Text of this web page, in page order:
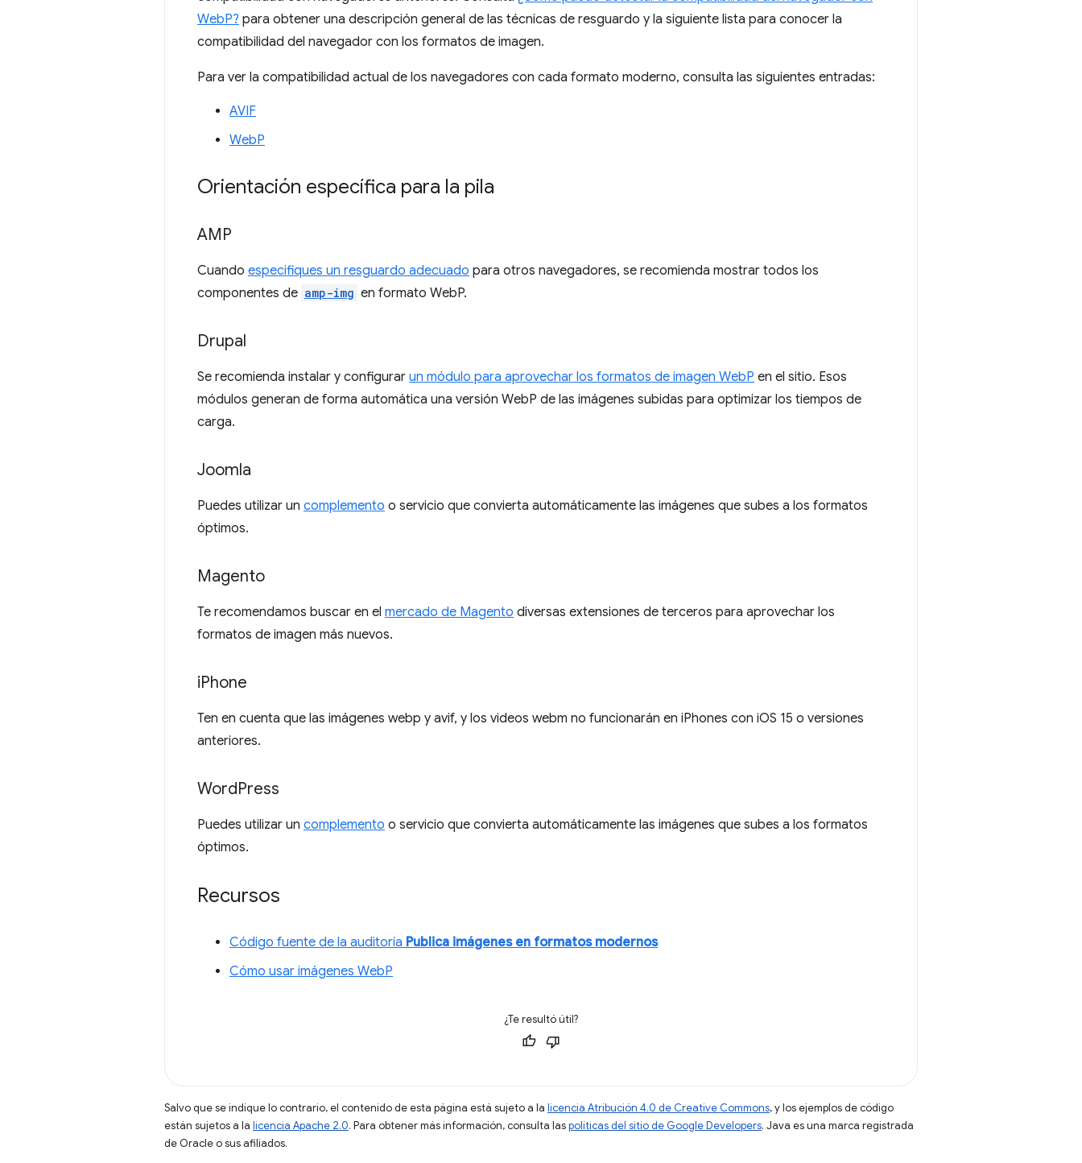
WebP? para obtener una descripción general de las técnicas de resguardo y la siguiente lista para conocer la
compatibilidad del navegador con los formatos de imagen.
Para ver la compatibilidad actual de los navegadores con cada formato moderno, consulta las siguientes entradas:
AVIF
WebP
Orientación específica para la pila
AMP
Cuando especifiques un resguardo adecuado para otros navegadores, se recomienda mostrar todos los
componentes de amp-img en formato WebP.
Drupal
Se recomienda instalar y configurar un módulo para aprovechar los formatos de imagen WebP en el sitio. Esos
módulos generan de forma automática una versión WebP de las imágenes subidas para optimizar los tiempos de
carga.
Joomla
Puedes utilizar un complemento o servicio que convierta automáticamente las imágenes que subes a los formatos
óptimos.
Magento
Te recomendamos buscar en el mercado de Magento diversas extensiones de terceros para aprovechar los
formatos de imagen más nuevos.
iPhone
Ten en cuenta que las imágenes webp y avif, y los videos webm no funcionarán en iPhones con iOS 15 o versiones
anteriores.
WordPress
Puedes utilizar un complemento o servicio que convierta automáticamente las imágenes que subes a los formatos
óptimos.
Recursos
Código fuente de la auditoría Publica imágenes en formatos modernos
Cómo usar imágenes WebP
¿Te resultó útil?
Salvo que se indique lo contrario, el contenido de esta página está sujeto a la licencia Atribución 4.0 de Creative Commons, y los ejemplos de código
están sujetos a la licencia Apache 2.0. Para obtener más información, consulta laspolíticas del sitio de Google Developers. Java es una marca registrada
de Oracle o sus afiliados.